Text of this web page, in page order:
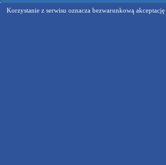
Korzystanie z serwisu oznacza bezwarunkową akceptację